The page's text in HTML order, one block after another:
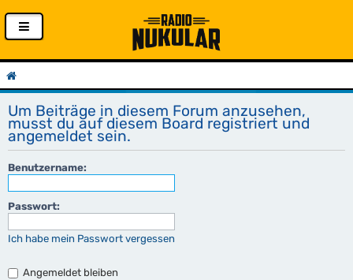
Um Beiträge in diesem Forum anzusehen,
musst du auf diesem Board registriert und
angemeldet sein.
Benutzername:
Passwort:
Ich habe mein Passwort vergessen
Angemeldet bleiben